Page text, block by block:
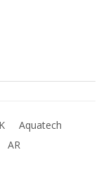
Aquatech
AR